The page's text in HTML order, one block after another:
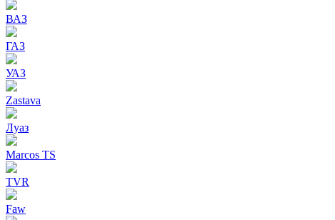
ВАЗ
ГАЗ
УАЗ
Zastava
Луаз
Marcos TS
TVR
Faw